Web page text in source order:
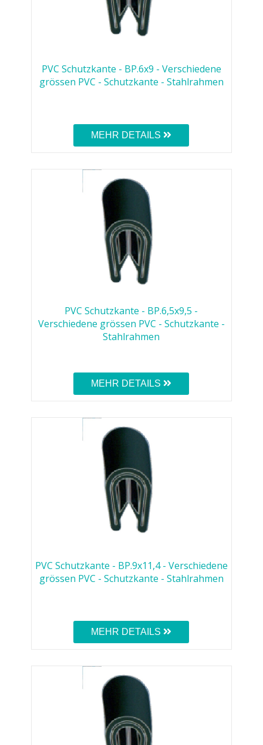
PVC Schutzkante - BP.6x9 - Verschiedene
grössen PVC - Schutzkante - Stahlrahmen
MEHR DETAILS
PVC Schutzkante - BP.6,5x9,5 -
Verschiedene grössen PVC - Schutzkante -
Stahlrahmen
MEHR DETAILS
PVC Schutzkante - BP.9x11,4 - Verschiedene
grössen PVC - Schutzkante - Stahlrahmen
MEHR DETAILS